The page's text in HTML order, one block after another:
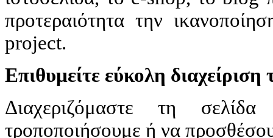
προτεραιότητα την
project.
Επιθυμείτε εύκολη
Διαχεριζόμαστε τη
τροποποιήσουμε ή να